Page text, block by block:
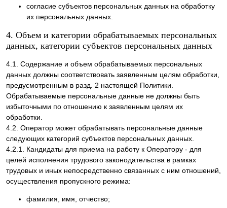
согласие субъектов персональных данных на обработку
их персональных данных.
4. Объем и категории обрабатываемых персональных
данных, категории субъектов персональных данных
4.1. Содержание и объем обрабатываемых персональных
данных должны соответствовать заявленным целям обработки,
предусмотренным в разд. 2 настоящей Политики.
Обрабатываемые персональные данные не должны быть
избыточными по отношению к заявленным целям их
обработки.
4.2. Оператор может обрабатывать персональные данные
следующих категорий субъектов персональных данных.
4.2.1. Кандидаты для приема на работу к Оператору - для
целей исполнения трудового законодательства в рамках
трудовых и иных непосредственно связанных с ним отношений,
осуществления пропускного режима:
фамилия, имя, отчество;